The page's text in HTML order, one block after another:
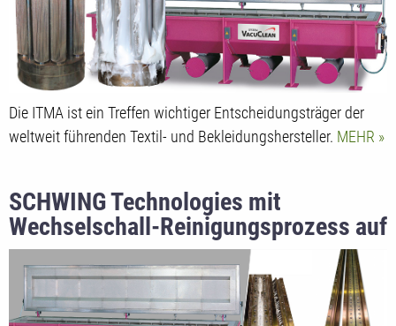
Die ITMA ist ein Treffen wichtiger Entscheidungsträger der
weltweit führenden Textil- und Bekleidungshersteller. MEHR
SCHWING Technologies mit
Wechselschall-Reinigungsprozess auf
INDEX 23